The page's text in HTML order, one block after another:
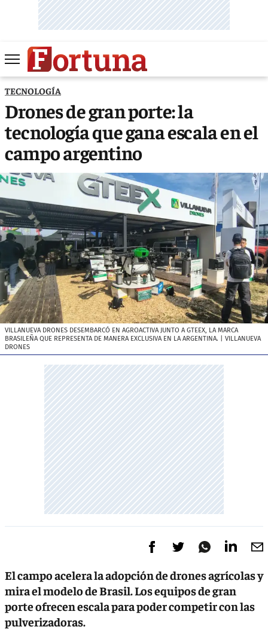
TECNOLOGÍA
Drones de gran porte: la
tecnología que gana escala en el
campo argentino
VILLANUEVA DRONES DESEMBARCÓ EN AGROACTIVA JUNTO A GTEEX, LA MARCA
BRASILEÑA QUE REPRESENTA DE MANERA EXCLUSIVA EN LA ARGENTINA. | VILLANUEVA
DRONES
El campo acelera la adopción de drones agrícolas y
mira el modelo de Brasil. Los equipos de gran
porte ofrecen escala para poder competir con las
pulverizadoras.